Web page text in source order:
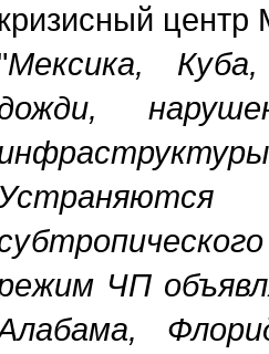
кризисный
Мексика,
ЧП